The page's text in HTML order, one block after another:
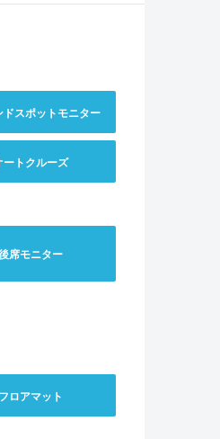
ドスポットモニター
ートクルーズ
席モニター
フロアマット